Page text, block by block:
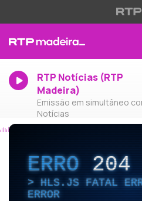
RTP Notícias (RTP
Madeira)
Emissão em simultâneo
Notícias
ERRO204
HLS.JS FATAL
ERROR